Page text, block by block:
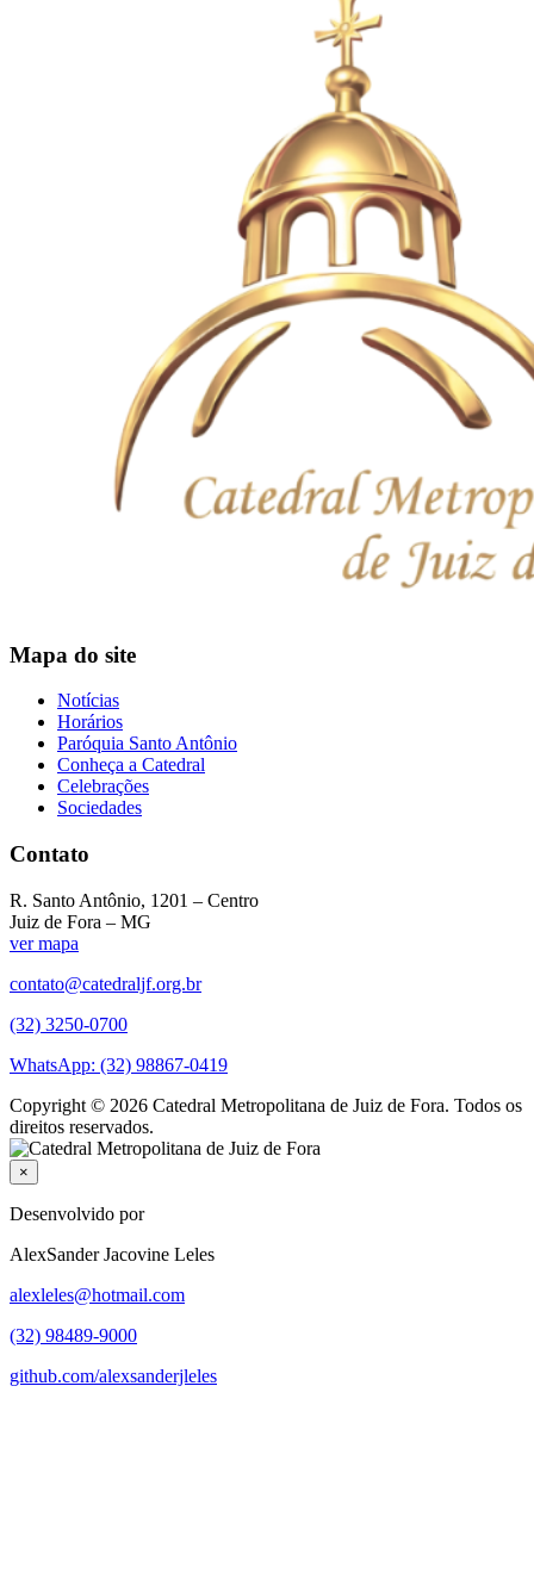
Mapa do site
Notícias
Horários
Paróquia Santo Antônio
Conheça a Catedral
Celebrações
Sociedades
Contato
R. Santo Antônio, 1201 – Centro
Juiz de Fora – MG
ver mapa
contato@catedraljf.org.br
(32) 3250-0700
WhatsApp: (32) 98867-0419
Copyright © 2026 Catedral Metropolitana de Juiz de Fora. Todos os
direitos reservados.
×
Desenvolvido por
AlexSander Jacovine Leles
alexleles@hotmail.com
(32) 98489-9000
github.com/alexsanderjleles